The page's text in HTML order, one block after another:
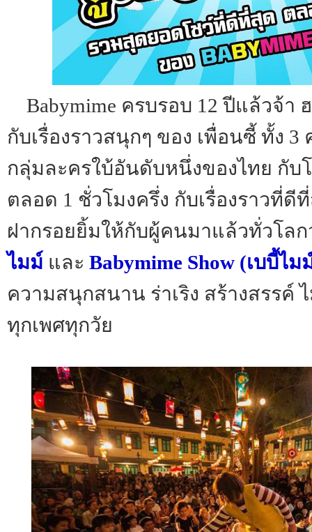
Babymime ครบรอบ 12 ปีแล้วจ้า
กับเรื่องราวสนุกๆ ของ เพื่อนซี้ ทั้ง 3
กลุ่มละครใบ้อันดับหนึ่งของไทย กับ
ตลอด 1 ชั่วโมงครึ่ง กับเรื่องราวที่ดี
ฝากรอยยิ้มให้กับผู้คนมาแล้วทั่วโล
ไมม์ และ Babymime Show (เบบี้ไม
ความสนุกสนาน ร่าเริง สร้างสรรค์
ทุกเพศทุกวัย